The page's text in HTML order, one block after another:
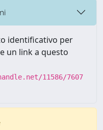
identificativo per
un link a questo
11586/7607